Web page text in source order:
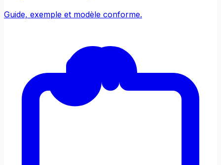
Guide, exemple et modèle conforme.